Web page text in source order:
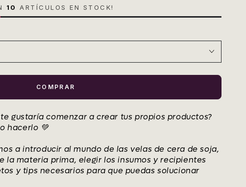
10 ARTÍCULOS EN STOCK!
COMPRAR
gustaría comenzar a crear tus propios productos?
hacerlo 💚
a introducir al mundo de las velas de cera de soja,
la materia prima, elegir los insumos y recipientes
y tips necesarios para que puedas solucionar